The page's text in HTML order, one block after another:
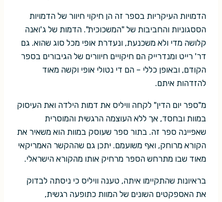
הדמויות העיקריות בספר זה הן חיקוי חיוור של הדמויות
הססגוניות והחביבות של "המשכוכית". הדמות של ג'ואנה
קלושה מדי ולא משכנעת, ונעדרת אופי מכל סוג שהוא. גם
דר' רייט ומנדרייק הם חיקויים חיוורים של הגיבורים בספר
הקודם, ובאופן כללי – הם די נטולי אופי וקשה מאוד
להזדהות איתם.
מ"ספר יום הדין" לקחה וויליס את דמות הילדה ואת העיסוק
במוות ובחסד, אך ללא העוצמה הרגשית והמוסרית
שאפיינה ספר זה. בתור ספר שעוסק במוות הוא משאיר את
הקורא מרוחק, ואף משועמם. יתכן גם שההקשר האמריקאי
מאוד שבו מתרחש הספר מרחיק אותו מהקורא הישראלי.
בראיונות שהתקיימו איתה, טענה וויליס כי ניסתה לבדוק
את האספקטים השונים של המוות כתופעה רגשית,